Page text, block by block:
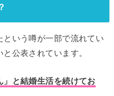
という噂が一部で流れてい
公表されています。
と結婚生活を続けてお